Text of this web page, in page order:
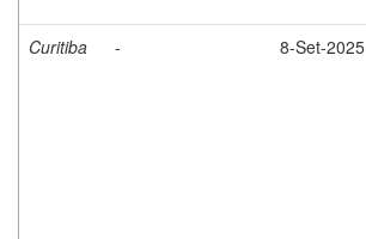
Curitiba
- 8-Set-2025